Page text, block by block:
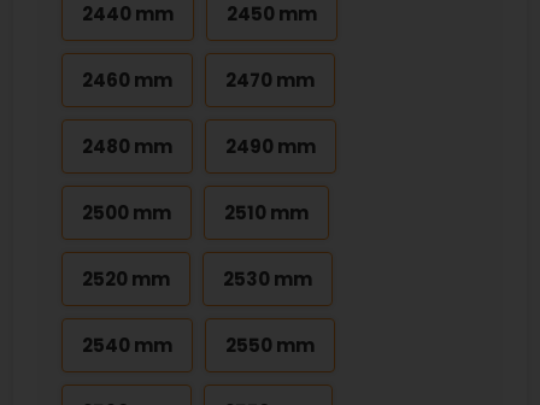
2440 mm 2450 mm
2460 mm 2470 mm
2480 mm 2490 mm
2500 mm 2510 mm
2520 mm 2530 mm
2540 mm 2550 mm